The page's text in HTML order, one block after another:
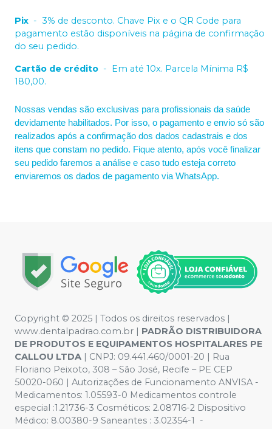
Pix - 3% de desconto. Chave Pix e o QR Code para
pagamento estão disponíveis na página de confirmação
do seu pedido.
Cartão de crédito - Em até 10x. Parcela Mínima R$
180,00.
Nossas vendas são exclusivas para profissionais da saúde
devidamente habilitados. Por isso, o pagamento e envio só são
realizados após a confirmação dos dados cadastrais e dos
itens que constam no pedido. Fique atento, após você finalizar
seu pedido faremos a análise e caso tudo esteja correto
enviaremos os dados de pagamento via WhatsApp.
Copyright © 2025 | Todos os direitos reservados |
www.dentalpadrao.com.br | PADRÃO DISTRIBUIDORA
DE PRODUTOS E EQUIPAMENTOS HOSPITALARES PE
CALLOU LTDA | CNPJ: 09.441.460/0001-20 | Rua
Floriano Peixoto, 308 – São José, Recife – PE CEP
50020-060 | Autorizações de Funcionamento ANVISA -
Medicamentos: 1.05593-0 Medicamentos controle
especial :1.21736-3 Cosméticos: 2.08716-2 Dispositivo
Médico: 8.00380-9 Saneantes : 3.02354-1 -